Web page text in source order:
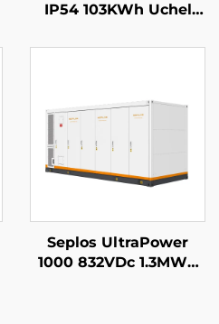
IP54 103KWh Uchel
Gomercial System
Seplos UltraPower
1000 832VDc 1.3MWh